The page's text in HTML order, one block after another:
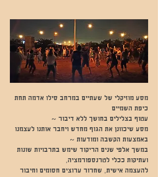
מסע מוזיקלי של שעתיים במרחב סילו אדמה תחת
כיפת השמיים
עטוף בצלילים בחושך ללא דיבור ~
מסע שיכוונן את הגוף מחדש ויחבר אותנו לעצמנו
באמצעות הקשבה ומודעות ~
במשך אלפי שנים הריקוד שימש בתרבויות שונות
ועתיקות ככלי לטרנספורמציה,
להעצמה אישית, שחרור ערוצים חסומים וחיבור